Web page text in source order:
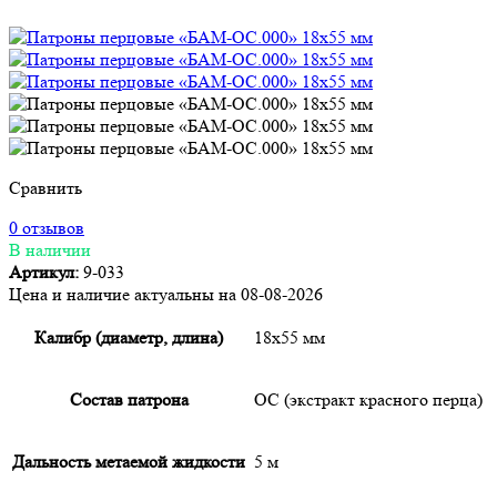
Сравнить
0 отзывов
В наличии
Артикул: 9-033
Цена и наличие актуальны на 08-08-2026
Калибр (диаметр, длина) 18х55 мм
Состав патрона OC (экстракт красного перца)
Дальность метаемой жидкости 5 м